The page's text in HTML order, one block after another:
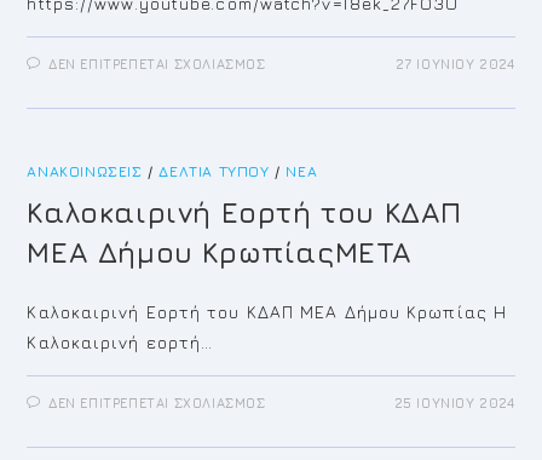
ΔΕΝ ΕΠΙΤΡΈΠΕΤΑΙ ΣΧΟΛΙΑΣΜΌΣΣΤΟ
–
ΜΕΓΆΛΗ
ΤΟΥ
ΓΙΏΡΓΟΥ
ΤΣΑΛΊΚΗ
–
ΚΥΡΙΑΚΉ
ΣΤΙΣ
ΣΤΟ
ΔΕΞΑΜΕΝΉΣ.
27 ΙΟΥΝΊΟΥ 2024
ΑΝΑΚΟΙΝΏΣΕΙΣ /ΔΕΛΤΊΑ ΤΎΠΟΥ / ΝΈΑ
Καλοκαιρινή Εορτή του ΚΔΑΠ
ΜΕΑ Δήμου ΚρωπίαςMETA
Καλοκαιρινή Εορτή του ΚΔΑΠ ΜΕΑ Δήμου Κρωπίας Η
Καλοκαιρινή εορτή…
ΔΕΝ ΕΠΙΤΡΈΠΕΤΑΙ ΣΧΟΛΙΑΣΜΌΣΣΤΟ
ΤΟΥ
25 ΙΟΥΝΊΟΥ 2024